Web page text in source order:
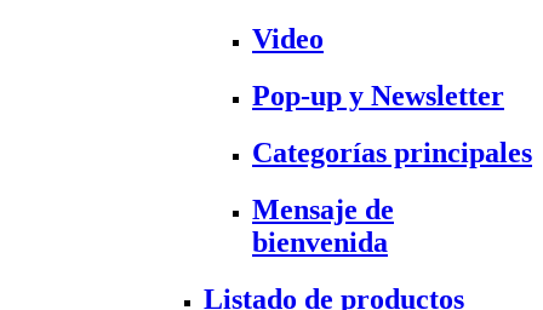
Video
Pop-up y Newsletter
Categorías principales
Mensaje de
bienvenida
Listado de productos